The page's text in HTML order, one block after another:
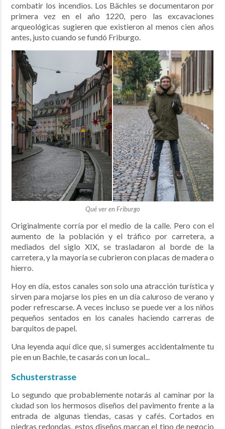
combatir los incendios. Los Bächles se documentaron por
primera vez en el año 1220, pero las excavaciones
arqueológicas sugieren que existieron al menos cien años
antes, justo cuando se fundó Friburgo.
Qué ver en Friburgo
Originalmente corría por el medio de la calle. Pero con el
aumento de la población y el tráfico por carretera, a
mediados del siglo XIX, se trasladaron al borde de la
carretera, y la mayoría se cubrieron con placas de madera o
hierro.
Hoy en día, estos canales son solo una atracción turística y
sirven para mojarse los pies en un día caluroso de verano y
poder refrescarse. A veces incluso se puede ver a los niños
pequeños sentados en los canales haciendo carreras de
barquitos de papel.
Una leyenda aquí dice que, si sumerges accidentalmente tu
pie en un Bachle, te casarás con un local...
Schusterstrasse
Lo segundo que probablemente notarás al caminar por la
ciudad son los hermosos diseños del pavimento frente a la
entrada de algunas tiendas, casas y cafés.Cortados en
piedras redondas, estos diseños marcan el tipo de negocio